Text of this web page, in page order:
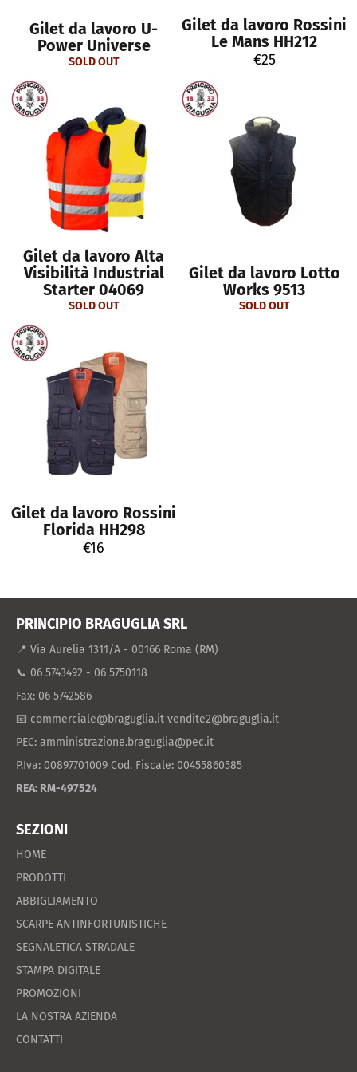
Gilet da lavoro U-
Power Universe
SOLD OUT
Gilet da lavoro Rossini
Le Mans HH212
Regular
€25
Gilet da lavoro Alta
Visibilità Industrial
Starter 04069
SOLD OUT
Gilet da lavoro Lotto
Works 9513
SOLD OUT
Gilet da lavoro Rossini
Florida HH298
Regular
€16
PRINCIPIO BRAGUGLIA SRL
📍 Via Aurelia 1311/A - 00166 Roma (RM)
📞 06 5743492 - 06 5750118
Fax: 06 5742586
📧 commerciale@braguglia.it vendite2@braguglia.it
PEC: amministrazione.braguglia@pec.it
P.Iva: 00897701009 Cod. Fiscale: 00455860585
REA: RM-497524
SEZIONI
HOME
PRODOTTI
ABBIGLIAMENTO
SCARPE ANTINFORTUNISTICHE
SEGNALETICA STRADALE
STAMPA DIGITALE
PROMOZIONI
LA NOSTRA AZIENDA
CONTATTI